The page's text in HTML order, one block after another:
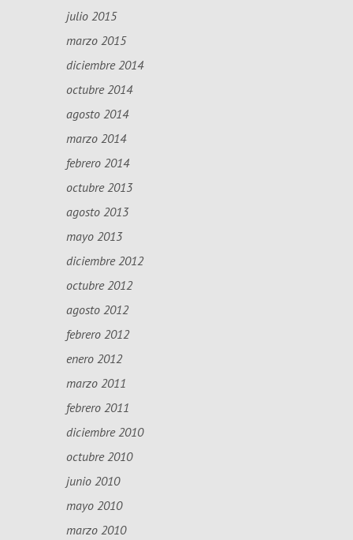
julio 2015
marzo 2015
diciembre 2014
octubre 2014
agosto 2014
marzo 2014
febrero 2014
octubre 2013
agosto 2013
mayo 2013
diciembre 2012
octubre 2012
agosto 2012
febrero 2012
enero 2012
marzo 2011
febrero 2011
diciembre 2010
octubre 2010
junio 2010
mayo 2010
marzo 2010